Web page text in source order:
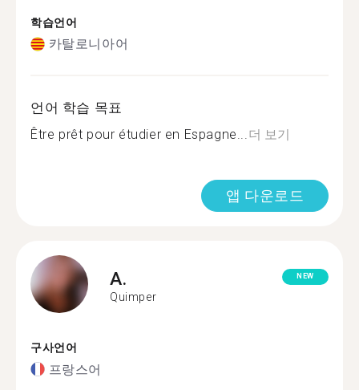
학습언어
카탈로니아어
언어 학습 목표
Être prêt pour étudier en Espagne...더 보기
앱 다운로드
A.
Quimper
NEW
구사언어
프랑스어